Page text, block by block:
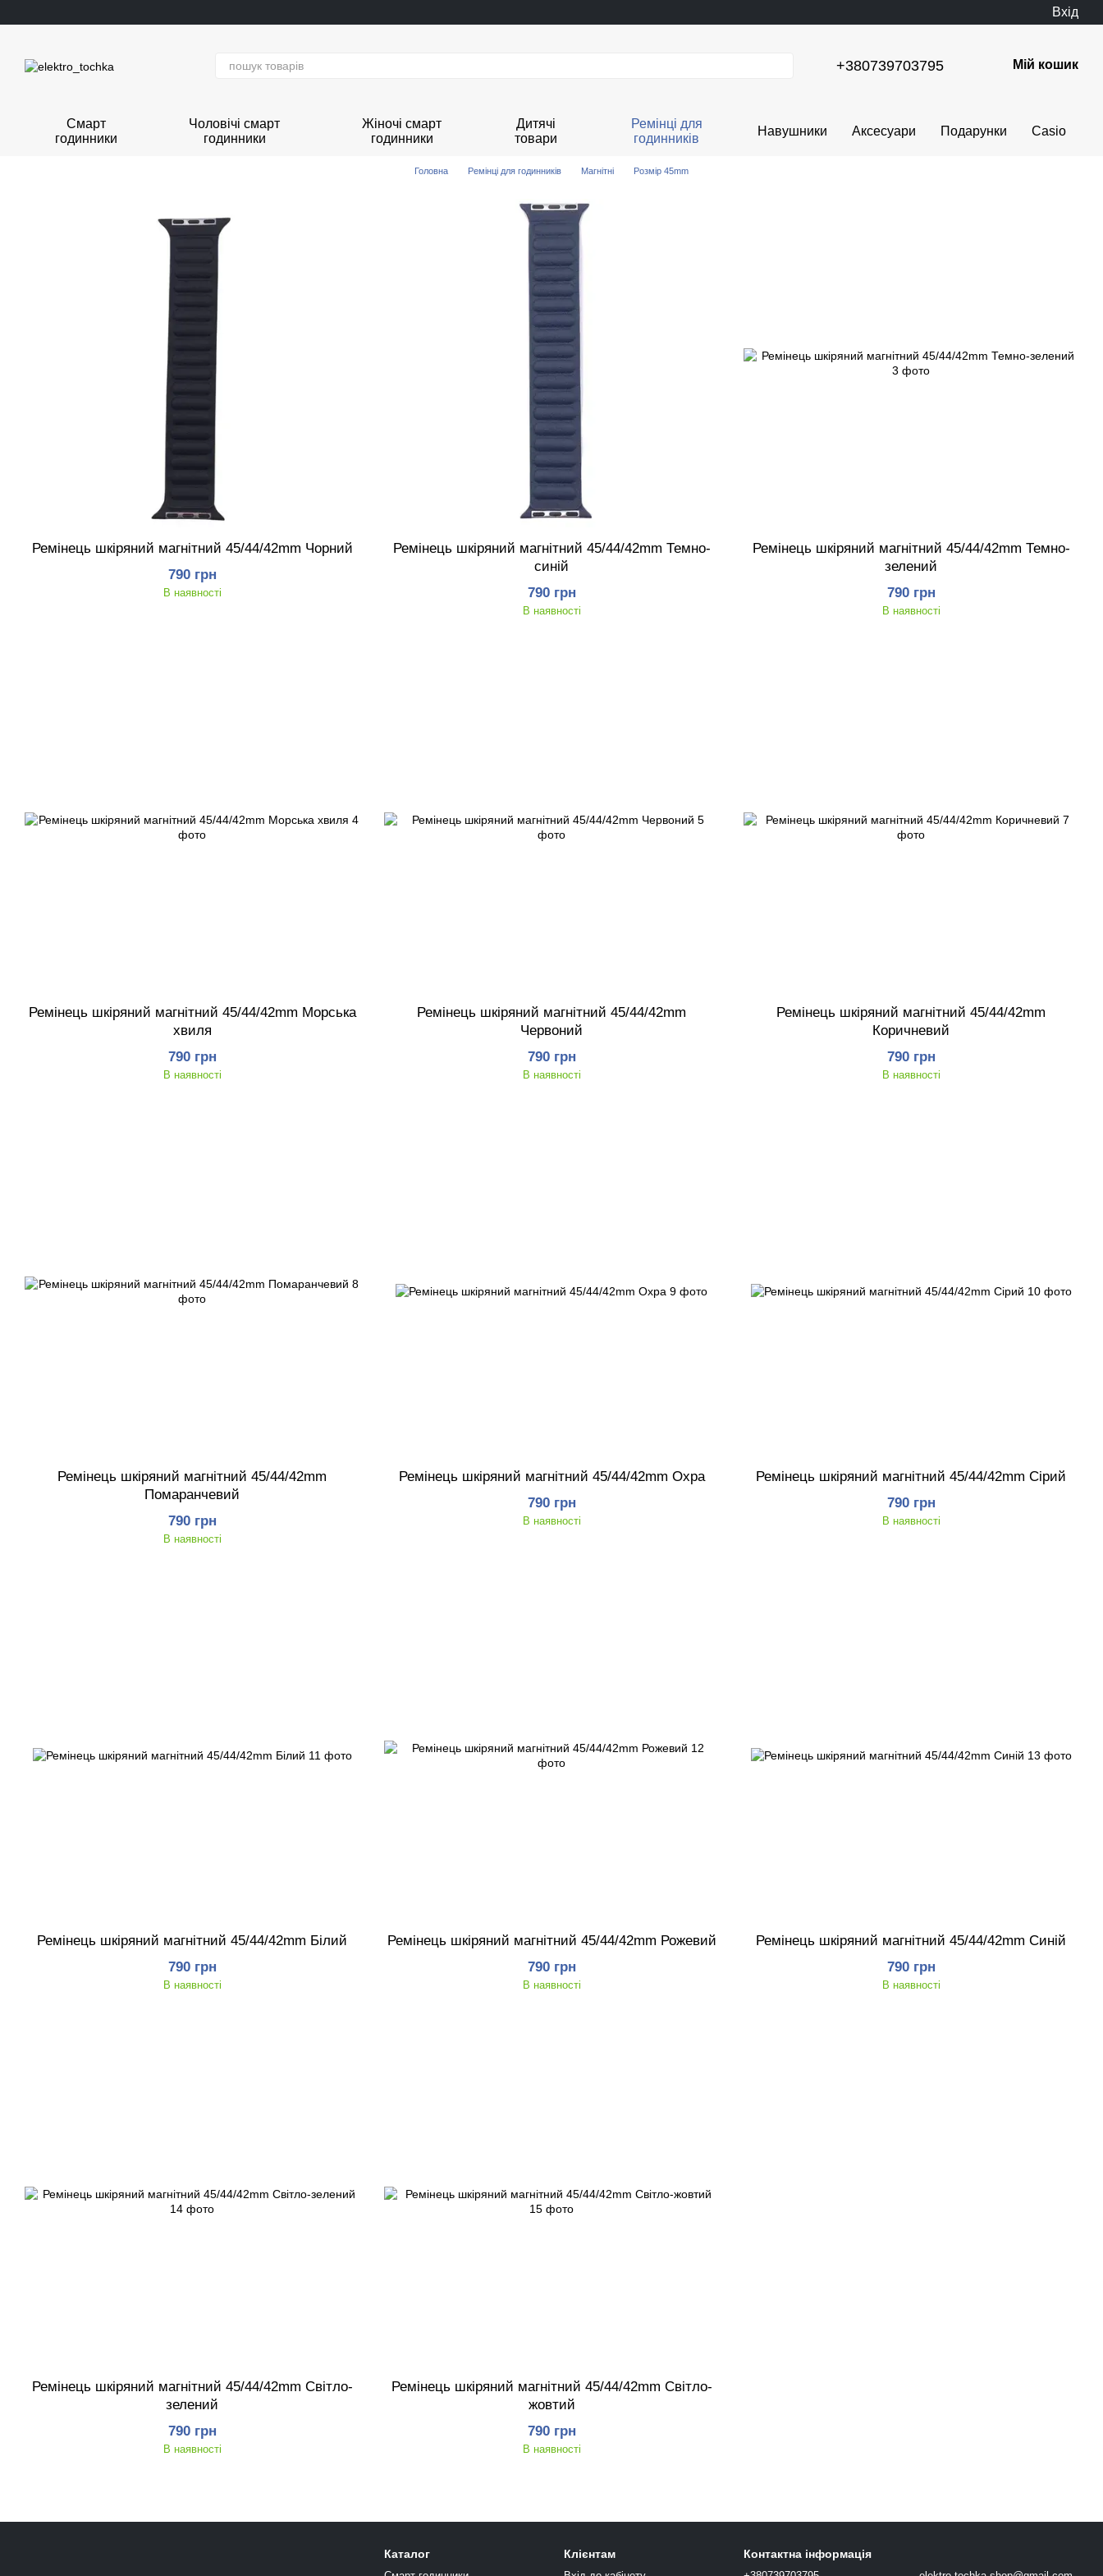
Вхід
+380739703795 Мій кошик
Смарт
годинники
Чоловічі смарт
годинники
Жіночі смарт
годинники
Дитячі
товари
Ремінці для
годинників
Навушники Аксесуари Подарунки Casio
Головна Ремінці для годинників Магнітні Розмір 45mm
Ремінець шкіряний магнітний 45/44/42mm Чорний
790 грн
В наявності
Ремінець шкіряний магнітний 45/44/42mm Темно-
синій
790 грн
В наявності
Ремінець шкіряний магнітний 45/44/42mm Темно-
зелений
790 грн
В наявності
Ремінець шкіряний магнітний 45/44/42mm Морська
хвиля
790 грн
В наявності
Ремінець шкіряний магнітний 45/44/42mm
Червоний
790 грн
В наявності
Ремінець шкіряний магнітний 45/44/42mm
Коричневий
790 грн
В наявності
Ремінець шкіряний магнітний 45/44/42mm
Помаранчевий
790 грн
В наявності
Ремінець шкіряний магнітний 45/44/42mm Охра
790 грн
В наявності
Ремінець шкіряний магнітний 45/44/42mm Сірий
790 грн
В наявності
Ремінець шкіряний магнітний 45/44/42mm Білий
790 грн
В наявності
Ремінець шкіряний магнітний 45/44/42mm Рожевий
790 грн
В наявності
Ремінець шкіряний магнітний 45/44/42mm Синій
790 грн
В наявності
Ремінець шкіряний магнітний 45/44/42mm Світло-
зелений
790 грн
В наявності
Ремінець шкіряний магнітний 45/44/42mm Світло-
жовтий
790 грн
В наявності
Каталог Клієнтам Контактна інформація